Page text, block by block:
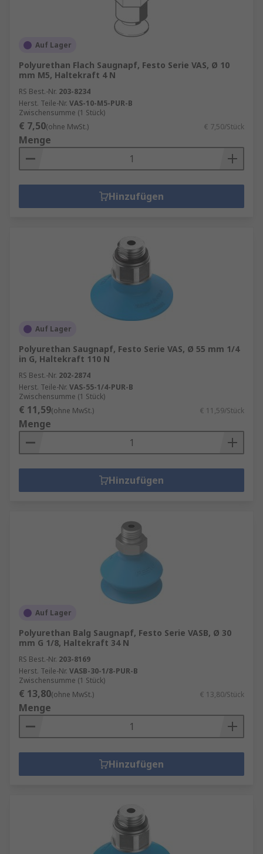
Auf Lager
Polyurethan Flach Saugnapf, Festo Serie VAS, Ø 10
mm M5, Haltekraft 4 N
RS Best.-Nr. 203-8234
Herst. Teile-Nr. VAS-10-M5-PUR-B
Zwischensumme (1 Stück)
€ 7,50(ohne MwSt.) € 7,50/Stück
Menge
Hinzufügen
Auf Lager
Polyurethan Saugnapf, Festo Serie VAS, Ø 55 mm 1/4
in G, Haltekraft 110 N
RS Best.-Nr. 202-2874
Herst. Teile-Nr. VAS-55-1/4-PUR-B
Zwischensumme (1 Stück)
€ 11,59(ohne MwSt.) € 11,59/Stück
Menge
Hinzufügen
Auf Lager
Polyurethan Balg Saugnapf, Festo Serie VASB, Ø 30
mm G 1/8, Haltekraft 34 N
RS Best.-Nr. 203-8169
Herst. Teile-Nr. VASB-30-1/8-PUR-B
Zwischensumme (1 Stück)
€ 13,80(ohne MwSt.) € 13,80/Stück
Menge
Hinzufügen